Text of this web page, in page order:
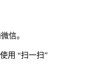
信。
用 “扫一扫”